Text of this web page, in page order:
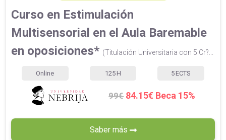
Curso en Estimulación
Multisensorial en el Aula Baremable
en oposiciones* (Titulación Universitaria con 5 Cr?...
Online 125 H 5 ECTS
99€ 84.15€ Beca 15%
Saber más